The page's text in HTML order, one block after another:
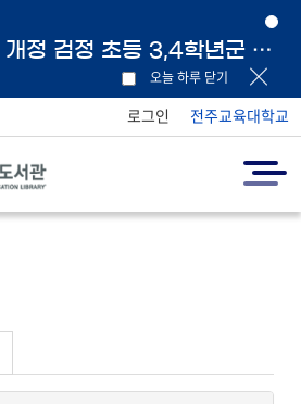
등 3,4학년군 교과서 및 지도서 원문 링크 안내
오늘 하루 닫기
로그인 전주교육대학교